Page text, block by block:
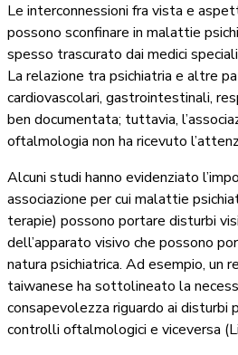
Le interconnessioni fra vista e
possono sconfinare in malattie
spesso trascurato dai medici
La relazione tra psichiatria e altre
cardiovascolari, gastrointestinali,
ben documentata; tuttavia,
oftalmologia non ha ricevuto
Alcuni studi hanno evidenziato
associazione per cui malattie
terapie) possono portare disturbi
dell’apparato visivo che possono
natura psichiatrica. Ad esempio, un
taiwanese ha sottolineato la
consapevolezza riguardo ai disturbi
controlli oftalmologici e viceversa